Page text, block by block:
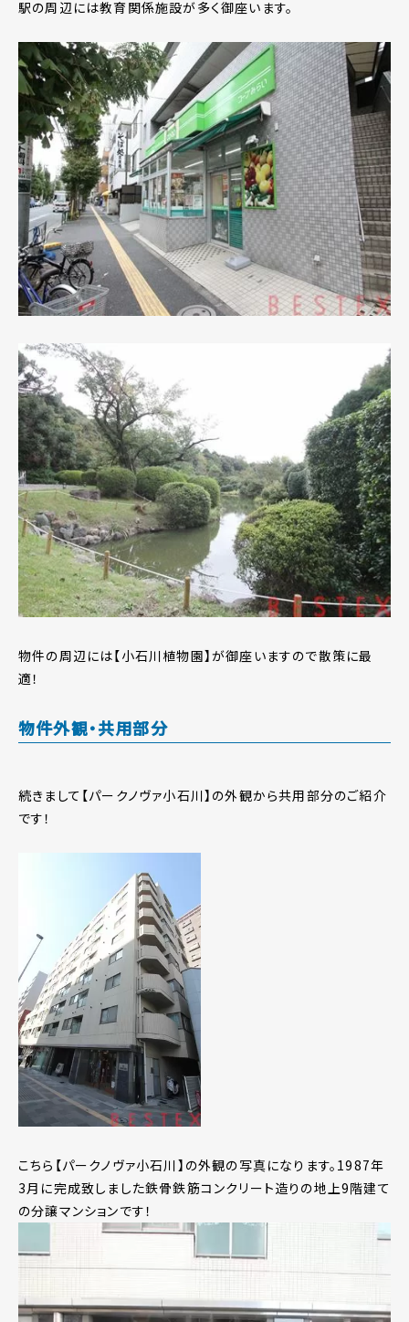
駅の周辺には教育関係施設が多く御座います。
物件の周辺には【小石川植物園】が御座いますので散策に最
適！
物件外観・共用部分
続きまして【パークノヴァ小石川】の外観から共用部分のご紹介
です！
こちら【パークノヴァ小石川】の外観の写真になります。1987年
3月に完成致しました鉄骨鉄筋コンクリート造りの地上9階建て
の分譲マンションです！